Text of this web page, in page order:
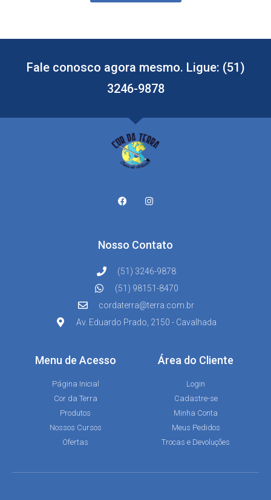
Fale conosco agora mesmo. Ligue: (51)
3246-9878
Nosso Contato
(51) 3246-9878
(51) 98151-8470
cordaterra@terra.com.br
Av. Eduardo Prado, 2150 - Cavalhada
Menu de Acesso
Página Inicial
Cor da Terra
Produtos
Nossos Cursos
Ofertas
Área do Cliente
Login
Cadastre-se
Minha Conta
Meus Pedidos
Trocas e Devoluções